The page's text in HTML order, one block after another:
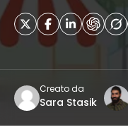
Creato da
Sara Stasik